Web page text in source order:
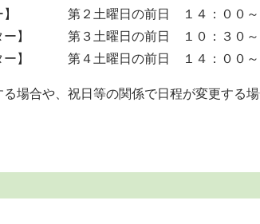
ー】 第２土曜日の前日 １４：００～
ター】 第３土曜日の前日 １０：３０～
ター】 第４土曜日の前日 １４：００～
場合や、祝日等の関係で日程が変更する